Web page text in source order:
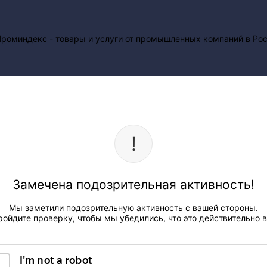
Замечена подозрительная активность!
Мы заметили подозрительную активность с вашей стороны.
проверку, чтобы мы убедились, что это действительно